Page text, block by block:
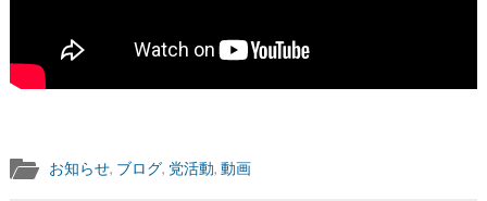
お知らせ, ブログ, 党活動, 動画